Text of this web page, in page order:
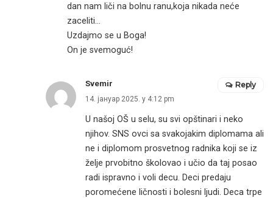
dan nam liči na bolnu ranu,koja nikada neće
zaceliti…
Uzdajmo se u Boga!
On je svemoguć!
Svemir
14. јануар 2025. у 4:12 pm
U našoj OŠ u selu, su svi opštinari i neko
njihov. SNS ovci sa svakojakim diplomama ali
ne i diplomom prosvetnog radnika koji se iz
želje prvobitno školovao i učio da taj posao
radi ispravno i voli decu. Deci predaju
poromećene ličnosti i bolesni ljudi. Deca trpe
Reply